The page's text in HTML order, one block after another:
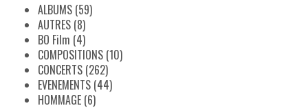
ALBUMS (59)
AUTRES (8)
BO Film (4)
COMPOSITIONS (10)
CONCERTS (262)
EVENEMENTS (44)
HOMMAGE (6)